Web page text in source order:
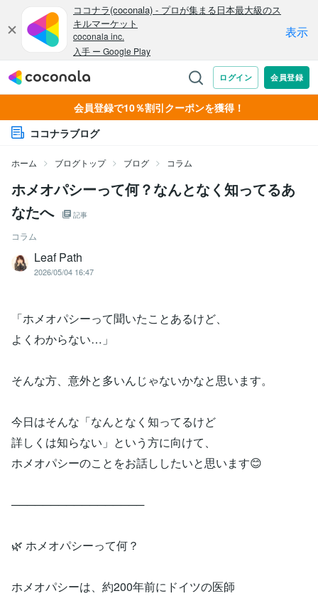
会員登録で10％割引クーポンを獲得！
ココナラブログ
ホーム ブログトップ ブログ コラム
ホメオパシーって何？なんとなく知ってるあ
なたへ
記事
コラム
Leaf Path
2026/05/04 16:47
「ホメオパシーって聞いたことあるけど、
よくわからない…」
そんな方、意外と多いんじゃないかなと思います。
今日はそんな「なんとなく知ってるけど
詳しくは知らない」という方に向けて、
ホメオパシーのことをお話ししたいと思います😊
─────────────────
🌿 ホメオパシーって何？
ホメオパシーは、約200年前にドイツの医師